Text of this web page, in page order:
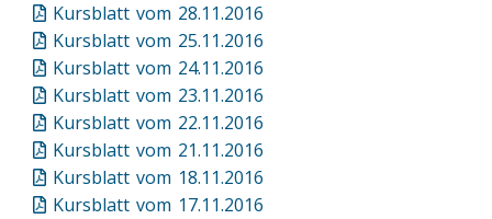
Kursblatt vom 28.11.2016
Kursblatt vom 25.11.2016
Kursblatt vom 24.11.2016
Kursblatt vom 23.11.2016
Kursblatt vom 22.11.2016
Kursblatt vom 21.11.2016
Kursblatt vom 18.11.2016
Kursblatt vom 17.11.2016